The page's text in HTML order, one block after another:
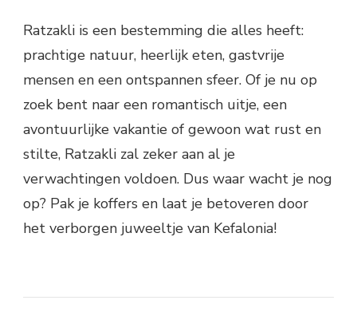
Ratzakli is een bestemming die alles heeft:
prachtige natuur, heerlijk eten, gastvrije
mensen en een ontspannen sfeer. Of je nu op
zoek bent naar een romantisch uitje, een
avontuurlijke vakantie of gewoon wat rust en
stilte, Ratzakli zal zeker aan al je
verwachtingen voldoen. Dus waar wacht je nog
op? Pak je koffers en laat je betoveren door
het verborgen juweeltje van Kefalonia!